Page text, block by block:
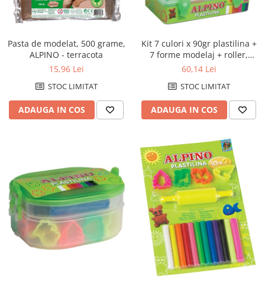
Pasta de modelat, 500 grame,
ALPINO - terracota
15,96 Lei
STOC LIMITAT
ADAUGA IN COS
Kit 7 culori x 90gr plastilina +
7 forme modelaj + roller,
ALPINO
60,14 Lei
STOC LIMITAT
ADAUGA IN COS